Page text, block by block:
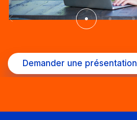
Demander une présentation